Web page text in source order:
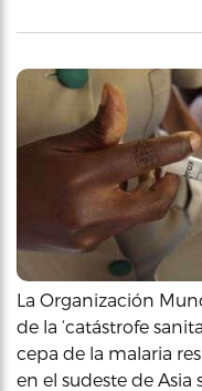
La Organización
de la ‘catástrofe
cepa de la malaria
en el sudeste de Asia